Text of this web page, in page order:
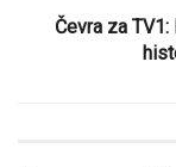
Čevra za